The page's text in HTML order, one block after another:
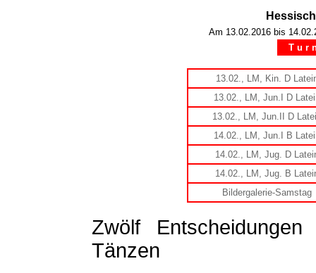
Am 13.02.2016 bis
T u r
13.02., LM, Kin. D
13.02., LM, Jun.I D
13.02., LM, Jun.II D
14.02., LM, Jun.I B
14.02., LM, Jug. D
14.02., LM, Jug. B
Bildergalerie-Samstag
Zwölf
Tänzen